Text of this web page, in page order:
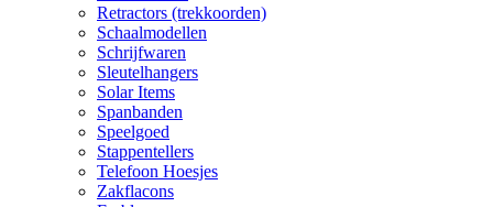
Retractors (trekkoorden)
Schaalmodellen
Schrijfwaren
Sleutelhangers
Solar Items
Spanbanden
Speelgoed
Stappentellers
Telefoon Hoesjes
Zakflacons